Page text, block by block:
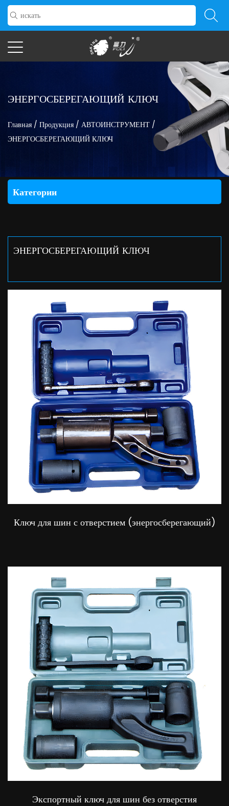
ЭНЕРГОСБЕРЕГАЮЩИЙ КЛЮЧ
Главная / Продукция / АВТОИНСТРУМЕНТ /
ЭНЕРГОСБЕРЕГАЮЩИЙ КЛЮЧ
Категории
ЭНЕРГОСБЕРЕГАЮЩИЙ КЛЮЧ
Ключ для шин с отверстием (энергосберегающий)
Экспортный ключ для шин без отверстия